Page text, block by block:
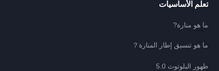
تعلم الأساسيات
ما هو منارة?
ما هو تنسيق إطار المنارة？
ظهور البلوتوث 5.0